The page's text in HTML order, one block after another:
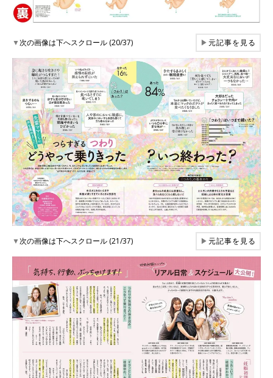
▼次の画像は下へスクロール (20/37) ▶元記事を見る
▼次の画像は下へスクロール (21/37) ▶元記事を見る